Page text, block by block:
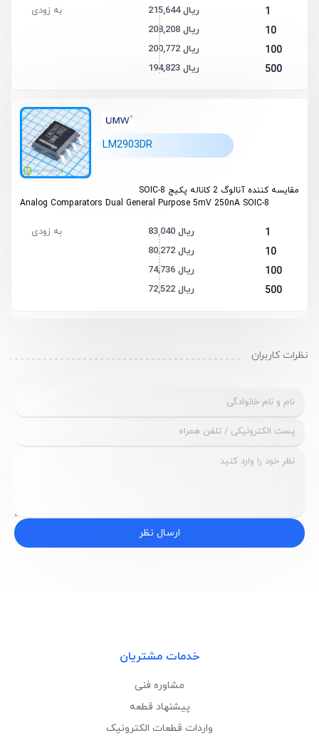
1 215,644 ریال
10 208,208 ریال
100 200,772 ریال
500 194,823 ریال
به زودی
LM2903DR
مقایسه کننده آنالوگ 2 کاناله پکیج SOIC-8
Analog Comparators Dual General Purpose 5mV 250nA SOIC-8
1 83,040 ریال
10 80,272 ریال
100 74,736 ریال
500 72,522 ریال
به زودی
نظرات کاربران
ارسال نظر
خدمات مشتریان
مشاوره فنی
پیشنهاد قطعه
واردات قطعات الکترونیک